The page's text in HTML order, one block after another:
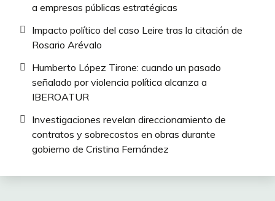
a empresas públicas estratégicas
Impacto político del caso Leire tras la citación de
Rosario Arévalo
Humberto López Tirone: cuando un pasado
señalado por violencia política alcanza a
IBEROATUR
Investigaciones revelan direccionamiento de
contratos y sobrecostos en obras durante
gobierno de Cristina Fernández